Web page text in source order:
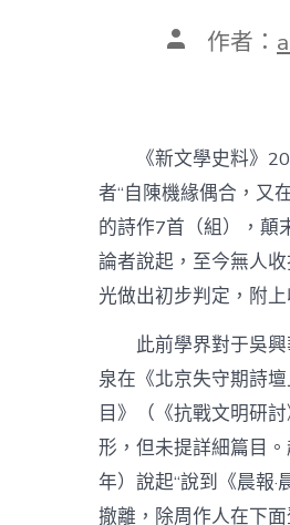
文 作者：
《新文學史料》
者“自陳機緣偶合，又
的詩作7首（組），顛
論者說起，至今無人
光做出初步判定，附
此前學界對于吳
泉在《北京失守期詩
目》（《抗戰文明研
形，但未提詳細篇目
年）說起“說到《晨報
撤離，除周作人在下